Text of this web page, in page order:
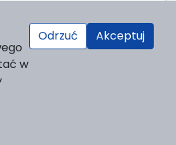
6 słów kluczowych, w tym –
–oznaczenia SDG.
i zdjęcia w manuskrypcie
mają tytuły i – jeśli
źródła.
w
Odrzuć Akceptuj